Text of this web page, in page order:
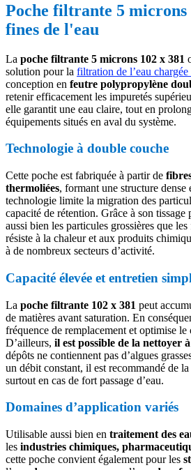
Poche filtrante 5
fines de l'eau
La poche filtrante 5 microns 102 x 381
solution pour la filtration de l’eau
conception en feutre polypropylène
retenir efficacement les impuretés
elle garantit une eau claire, tout en
équipements situés en aval du système.
Technologie à double couche
Cette poche est fabriquée à partir de
thermoliées, formant une structure dense
technologie limite la migration des
capacité de rétention. Grâce à son tissage
aussi bien les particules grossières que
résiste à la chaleur et aux produits
à de nombreux secteurs d’activité.
Capacité élevée et entretien
La poche filtrante 102 x 381 peut
de matières avant saturation. En
fréquence de remplacement et optimise
D’ailleurs, il est possible de la nettoyer
dépôts ne contiennent pas d’algues
un débit constant, il est recommandé de
surtout en cas de fort passage d’eau.
Domaines d’application variés
Utilisable aussi bien en traitement des
les industries chimiques,
cette poche convient également pour les